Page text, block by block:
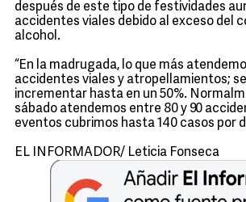
después de este tipo de festividades
accidentes viales debido al exceso del
alcohol.
“En la madrugada, lo que más
accidentes viales y atropellamientos;
incrementar hasta en un 50%.
sábado atendemos entre 80 y 90
eventos cubrimos hasta 140 casos por
EL INFORMADOR/ Leticia Fonseca